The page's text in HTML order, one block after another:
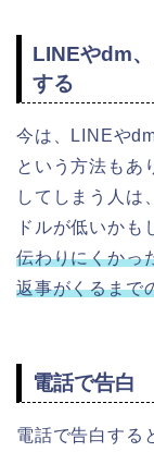
LINEやdm
する
今は、LINEや
という方法もあ
してしまう人は
ドルが低いかも
伝わりにくかっ
返事がくるまで
電話で告白
電話で告白する